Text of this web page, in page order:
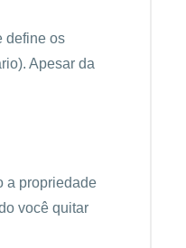
define os
Apesar da
a propriedade
você quitar